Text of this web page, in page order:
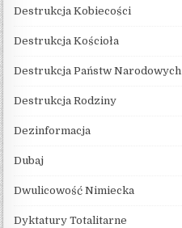
Destrukcja Kobiecości
Destrukcja Kościoła
Destrukcja Państw Narodowych
Destrukcja Rodziny
Dezinformacja
Dubaj
Dwulicowość Nimiecka
Dyktatury Totalitarne